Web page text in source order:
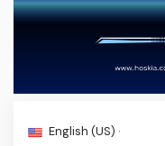
English (US) ·